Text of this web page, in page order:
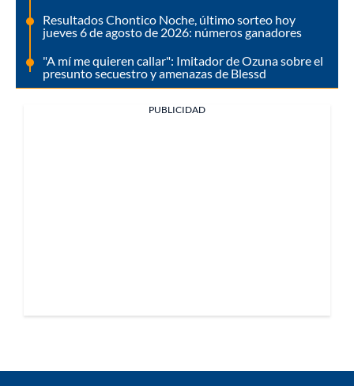
Resultados Chontico Noche, último sorteo hoy
jueves 6 de agosto de 2026: números ganadores
"A mí me quieren callar": Imitador de Ozuna sobre el
presunto secuestro y amenazas de Blessd
PUBLICIDAD